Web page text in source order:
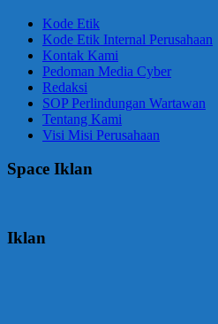
Kode Etik
Kode Etik Internal Perusahaan
Kontak Kami
Pedoman Media Cyber
Redaksi
SOP Perlindungan Wartawan
Tentang Kami
Visi Misi Perusahaan
Space Iklan
Iklan